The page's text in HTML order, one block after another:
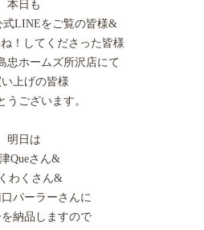
本日も
式LINEをご覧の皆様&
！してくださった皆様
忠ホームズ所沢店にて
上げの皆様
うございます。
明日は
Queさん&
わくさん&
パーラーさんに
納品しますので